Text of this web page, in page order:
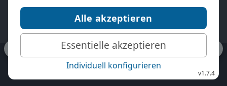
Mediadaten
bibeltv.de: Impressum
Datenschutz
Nutzungsbedingungen